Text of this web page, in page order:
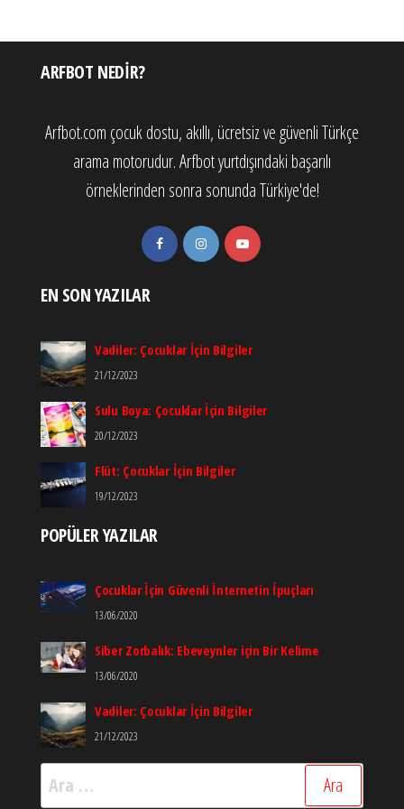
ARFBOT NEDIR?
Arfbot.com çocuk dostu, akıllı, ücretsiz ve güvenli Türkçe
arama motorudur. Arfbot yurtdışındaki başarılı
örneklerinden sonra sonunda Türkiye'de!
EN SON YAZILAR
Vadiler: Çocuklar İçin Bilgiler
21/12/2023
Sulu Boya: Çocuklar İçin Bilgiler
20/12/2023
Flüt: Çocuklar İçin Bilgiler
19/12/2023
POPÜLER YAZILAR
Çocuklar İçin Güvenli İnternetin İpuçları
13/06/2020
Siber Zorbalık: Ebeveynler için Bir Kelime
13/06/2020
Vadiler: Çocuklar İçin Bilgiler
21/12/2023
Arama: